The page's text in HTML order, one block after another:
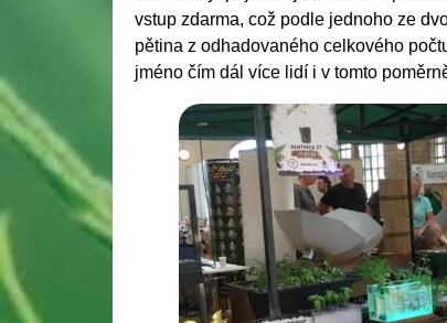
vstup zdarma, což podle jednoho ze
pětina z odhadovaného celkového
jméno čím dál více lidí i v tomto